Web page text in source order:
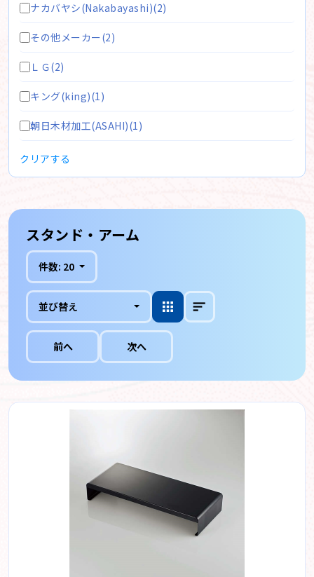
ナカバヤシ(Nakabayashi)(2)
その他メーカー(2)
ＬＧ(2)
キング(king)(1)
朝日木材加工(ASAHI)(1)
クリアする
スタンド・アーム
件数: 20
並び替え
前へ 次へ